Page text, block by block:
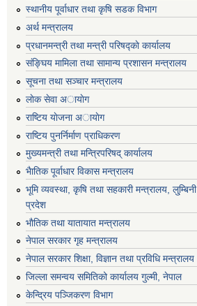
स्थानीय पूर्वाधार तथा कृषि सडक विभाग
अर्थ मन्त्रालय
प्रधानमन्त्री तथा मन्त्री परिषद्काे कार्यालय
संङ्घिय मामिला तथा सामान्य प्रशासन मन्त्रालय
सूचना तथा सञ्चार मन्त्रालय
लाेक सेवा अायाेग
राष्टिय याेजना अायाेग
राष्टिय पुनर्निर्माण प्राधिकरण
मुख्यमन्त्री तथा मन्त्रिपरिषद् कार्यालय
भैातिक पूर्वाधार विकास मन्त्रालय
भूमि व्यवस्था, कृषि तथा सहकारी मन्त्रालय, लु्म्बिनी
प्रदेश
भाैतिक तथा यातायात मन्त्रालय
नेपाल सरकार गृह मन्त्रालय
नेपाल सरकार शिक्षा, विज्ञान तथा प्रविधि मन्त्रालय
जिल्ला समन्वय समितिको कार्यालय गुल्मी, नेपाल
केन्द्रिय पञ्जिकरण विभाग